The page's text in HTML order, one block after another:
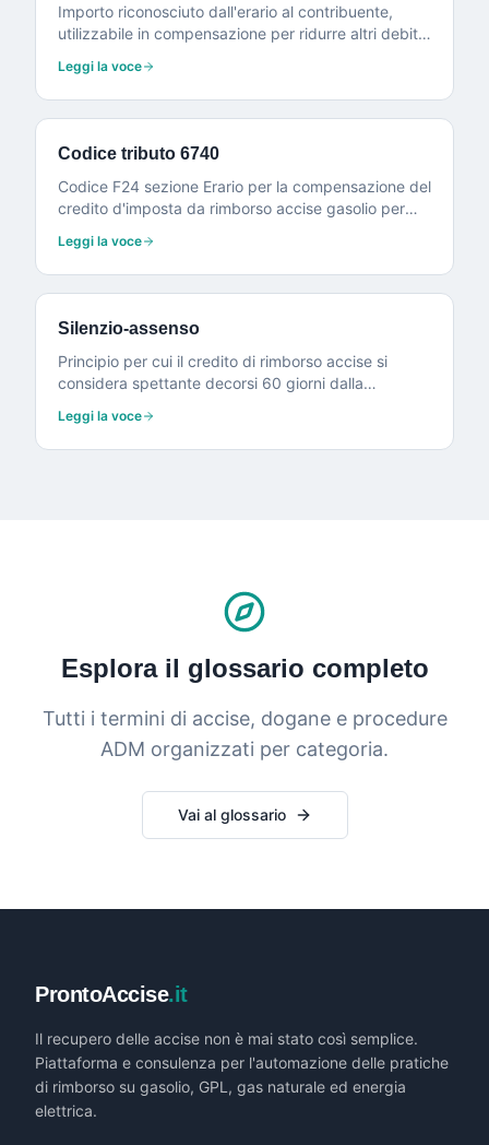
Importo riconosciuto dall'erario al contribuente,
utilizzabile in compensazione per ridurre altri debiti
Leggi la voce
Codice tributo 6740
Codice F24 sezione Erario per la compensazione del
credito d'imposta da rimborso accise gasolio per
Leggi la voce
Silenzio-assenso
Principio per cui il credito di rimborso accise si
considera spettante decorsi 60 giorni dalla
dell'ufficio doganale.
Leggi la voce
Esplora il glossario completo
Tutti i termini di accise, dogane e procedure
ADM organizzati per categoria.
Vai al glossario
ProntoAccise.it
Il recupero delle accise non è mai stato così semplice.
Piattaforma e consulenza per l'automazione delle pratiche
di rimborso su gasolio, GPL, gas naturale ed energia
elettrica.